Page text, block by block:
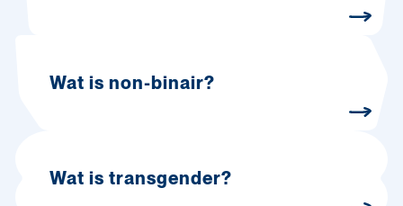
Wat is non-binair?
Wat is transgender?